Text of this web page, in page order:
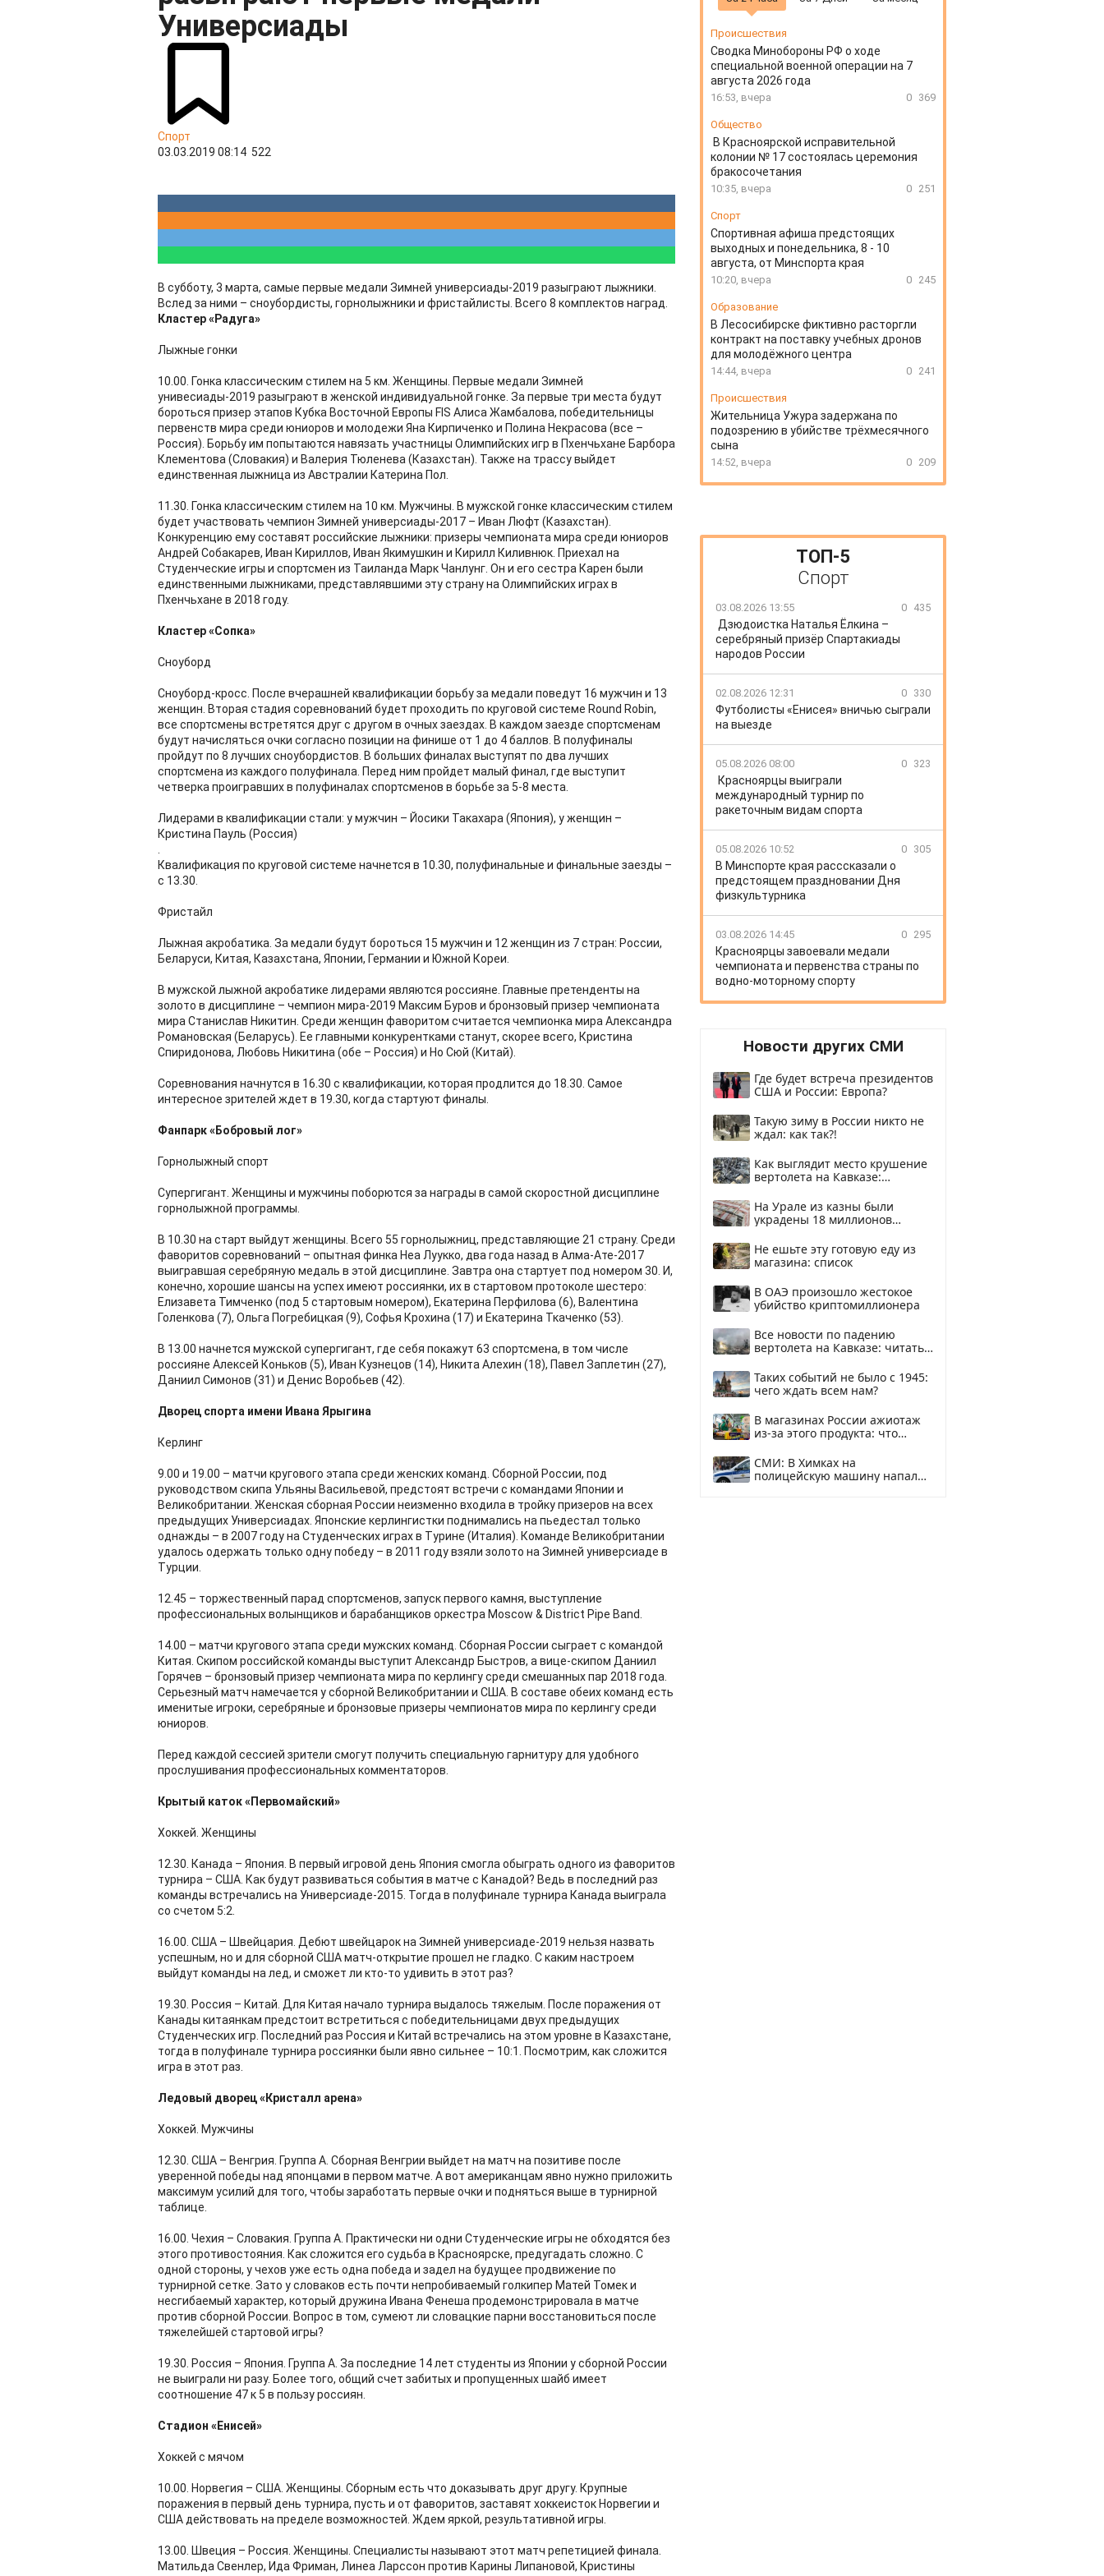
Универсиады
Спорт
03.03.2019 08:14 522
В субботу, 3 марта, самые первые медали Зимней универсиады-2019 разыграют лыжники.
Вслед за ними – сноубордисты, горнолыжники и фристайлисты. Всего 8 комплектов наград.
Кластер «Радуга»
Лыжные гонки
10.00. Гонка классическим стилем на 5 км. Женщины. Первые медали Зимней
унивесиады-2019 разыграют в женской индивидуальной гонке. За первые три места будут
бороться призер этапов Кубка Восточной Европы FIS Алиса Жамбалова, победительницы
первенств мира среди юниоров и молодежи Яна Кирпиченко и Полина Некрасова (все –
Россия). Борьбу им попытаются навязать участницы Олимпийских игр в Пхенчьхане Барбора
Клементова (Словакия) и Валерия Тюленева (Казахстан). Также на трассу выйдет
единственная лыжница из Австралии Катерина Пол.
11.30. Гонка классическим стилем на 10 км. Мужчины. В мужской гонке классическим стилем
будет участвовать чемпион Зимней универсиады-2017 – Иван Люфт (Казахстан).
Конкуренцию ему составят российские лыжники: призеры чемпионата мира среди юниоров
Андрей Собакарев, Иван Кириллов, Иван Якимушкин и Кирилл Киливнюк. Приехал на
Студенческие игры и спортсмен из Таиланда Марк Чанлунг. Он и его сестра Карен были
единственными лыжниками, представлявшими эту страну на Олимпийских играх в
Пхенчьхане в 2018 году.
Кластер «Сопка»
Сноуборд
Сноуборд-кросс. После вчерашней квалификации борьбу за медали поведут 16 мужчин и 13
женщин. Вторая стадия соревнований будет проходить по круговой системе Round Robin,
все спортсмены встретятся друг с другом в очных заездах. В каждом заезде спортсменам
будут начисляться очки согласно позиции на финише от 1 до 4 баллов. В полуфиналы
пройдут по 8 лучших сноубордистов. В больших финалах выступят по два лучших
спортсмена из каждого полуфинала. Перед ним пройдет малый финал, где выступит
четверка проигравших в полуфиналах спортсменов в борьбе за 5-8 места.
Лидерами в квалификации стали: у мужчин – Йосики Такахара (Япония), у женщин –
Кристина Пауль (Россия)
Квалификация по круговой системе начнется в 10.30, полуфинальные и финальные заезды –
с 13.30.
Фристайл
Лыжная акробатика. За медали будут бороться 15 мужчин и 12 женщин из 7 стран: России,
Беларуси, Китая, Казахстана, Японии, Германии и Южной Кореи.
В мужской лыжной акробатике лидерами являются россияне. Главные претенденты на
золото в дисциплине – чемпион мира-2019 Максим Буров и бронзовый призер чемпионата
мира Станислав Никитин. Среди женщин фаворитом считается чемпионка мира Александра
Романовская (Беларусь). Ее главными конкурентками станут, скорее всего, Кристина
Спиридонова, Любовь Никитина (обе – Россия) и Но Сюй (Китай).
Соревнования начнутся в 16.30 с квалификации, которая продлится до 18.30. Самое
интересное зрителей ждет в 19.30, когда стартуют финалы.
Фанпарк «Бобровый лог»
Горнолыжный спорт
Супергигант. Женщины и мужчины поборются за награды в самой скоростной дисциплине
горнолыжной программы.
В 10.30 на старт выйдут женщины. Всего 55 горнолыжниц, представляющие 21 страну. Среди
фаворитов соревнований – опытная финка Неа Луукко, два года назад в Алма-Ате-2017
выигравшая серебряную медаль в этой дисциплине. Завтра она стартует под номером 30. И,
конечно, хорошие шансы на успех имеют россиянки, их в стартовом протоколе шестеро:
Елизавета Тимченко (под 5 стартовым номером), Екатерина Перфилова (6), Валентина
Голенкова (7), Ольга Погребицкая (9), Софья Крохина (17) и Екатерина Ткаченко (53).
В 13.00 начнется мужcкой супергигант, где себя покажут 63 спортсмена, в том числе
россияне Алексей Коньков (5), Иван Кузнецов (14), Никита Алехин (18), Павел Заплетин (27),
Даниил Симонов (31) и Денис Воробьев (42).
Дворец спорта имени Ивана Ярыгина
Керлинг
9.00 и 19.00 – матчи кругового этапа среди женских команд. Сборной России, под
руководством скипа Ульяны Васильевой, предстоят встречи с командами Японии и
Великобритании. Женская сборная России неизменно входила в тройку призеров на всех
предыдущих Универсиадах. Японские керлингистки поднимались на пьедестал только
однажды – в 2007 году на Студенческих играх в Турине (Италия). Команде Великобритании
удалось одержать только одну победу – в 2011 году взяли золото на Зимней универсиаде в
Турции.
12.45 – торжественный парад спортсменов, запуск первого камня, выступление
профессиональных волынщиков и барабанщиков оркестра Moscow & District Pipe Band.
14.00 – матчи кругового этапа среди мужских команд. Сборная России сыграет с командой
Китая. Скипом российской команды выступит Александр Быстров, а вице-скипом Даниил
Горячев – бронзовый призер чемпионата мира по керлингу среди смешанных пар 2018 года.
Серьезный матч намечается у сборной Великобритании и США. В составе обеих команд есть
именитые игроки, серебряные и бронзовые призеры чемпионатов мира по керлингу среди
юниоров.
Перед каждой сессией зрители смогут получить специальную гарнитуру для удобного
прослушивания профессиональных комментаторов.
Крытый каток «Первомайский»
Хоккей. Женщины
12.30. Канада – Япония. В первый игровой день Япония смогла обыграть одного из фаворитов
турнира – США. Как будут развиваться события в матче с Канадой? Ведь в последний раз
команды встречались на Универсиаде-2015. Тогда в полуфинале турнира Канада выиграла
со счетом 5:2.
16.00. США – Швейцария. Дебют швейцарок на Зимней универсиаде-2019 нельзя назвать
успешным, но и для сборной США матч-открытие прошел не гладко. С каким настроем
выйдут команды на лед, и сможет ли кто-то удивить в этот раз?
19.30. Россия – Китай. Для Китая начало турнира выдалось тяжелым. После поражения от
Канады китаянкам предстоит встретиться с победительницами двух предыдущих
Студенческих игр. Последний раз Россия и Китай встречались на этом уровне в Казахстане,
тогда в полуфинале турнира россиянки были явно сильнее – 10:1. Посмотрим, как сложится
игра в этот раз.
Ледовый дворец «Кристалл арена»
Хоккей. Мужчины
12.30. США – Венгрия. Группа А. Сборная Венгрии выйдет на матч на позитиве после
уверенной победы над японцами в первом матче. А вот американцам явно нужно приложить
максимум усилий для того, чтобы заработать первые очки и подняться выше в турнирной
таблице.
16.00. Чехия – Словакия. Группа А. Практически ни одни Студенческие игры не обходятся без
этого противостояния. Как сложится его судьба в Красноярске, предугадать сложно. С
одной стороны, у чехов уже есть одна победа и задел на будущее продвижение по
турнирной сетке. Зато у словаков есть почти непробиваемый голкипер Матей Томек и
несгибаемый характер, который дружина Ивана Фенеша продемонстрировала в матче
против сборной России. Вопрос в том, сумеют ли словацкие парни восстановиться после
тяжелейшей стартовой игры?
19.30. Россия – Япония. Группа А. За последние 14 лет студенты из Японии у сборной России
не выиграли ни разу. Более того, общий счет забитых и пропущенных шайб имеет
соотношение 47 к 5 в пользу россиян.
Стадион «Енисей»
Хоккей с мячом
10.00. Норвегия – США. Женщины. Сборным есть что доказывать друг другу. Крупные
поражения в первый день турнира, пусть и от фаворитов, заставят хоккеисток Норвегии и
США действовать на пределе возможностей. Ждем яркой, результативной игры.
13.00. Швеция – Россия. Женщины. Специалисты называют этот матч репетицией финала.
Матильда Свенлер, Ида Фриман, Линеа Ларссон против Карины Липановой, Кристины
Происшествия
Сводка Минобороны РФ о ходе
специальной военной операции на 7
августа 2026 года
16:53, вчера 0 369
Общество
В Красноярской исправительной
колонии № 17 состоялась церемония
бракосочетания
10:35, вчера 0 251
Спорт
Спортивная афиша предстоящих
выходных и понедельника, 8 - 10
августа, от Минспорта края
10:20, вчера 0 245
Образование
В Лесосибирске фиктивно расторгли
контракт на поставку учебных дронов
для молодёжного центра
14:44, вчера 0 241
Происшествия
Жительница Ужура задержана по
подозрению в убийстве трёхмесячного
сына
14:52, вчера 0 209
ТОП-5
Спорт
03.08.2026 13:55 0 435
Дзюдоистка Наталья Ёлкина –
серебряный призёр Спартакиады
народов России
02.08.2026 12:31 0 330
Футболисты «Енисея» вничью сыграли
на выезде
05.08.2026 08:00 0 323
Красноярцы выиграли
международный турнир по
ракеточным видам спорта
05.08.2026 10:52 0 305
В Минспорте края расссказали о
предстоящем праздновании Дня
физкультурника
03.08.2026 14:45 0 295
Красноярцы завоевали медали
чемпионата и первенства страны по
водно-моторному спорту
Новости других СМИ
Где будет встреча президентов
США и России: Европа?
Такую зиму в России никто не
ждал: как так?!
Как выглядит место крушение
вертолета на Кавказе:
На Урале из казны были
украдены 18 миллионов
Не ешьте эту готовую еду из
магазина: список
В ОАЭ произошло жестокое
убийство криптомиллионера
Все новости по падению
вертолета на Кавказе: читать
Таких событий не было с 1945:
чего ждать всем нам?
В магазинах России ажиотаж
из-за этого продукта: что
СМИ: В Химках на
полицейскую машину напали